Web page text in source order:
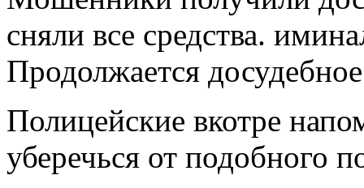
сняли все средства.
Продолжается
Полицейские вкотре
уберечься от подобного